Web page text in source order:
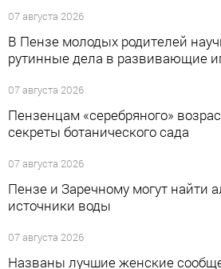
07 августа 2026
В Пензе молодых родителей
рутинные дела в развивающие
07 августа 2026
Пензенцам «серебряного»
секреты ботанического сада
07 августа 2026
Пензе и Заречному могут найти
источники воды
07 августа 2026
Названы лучшие женские